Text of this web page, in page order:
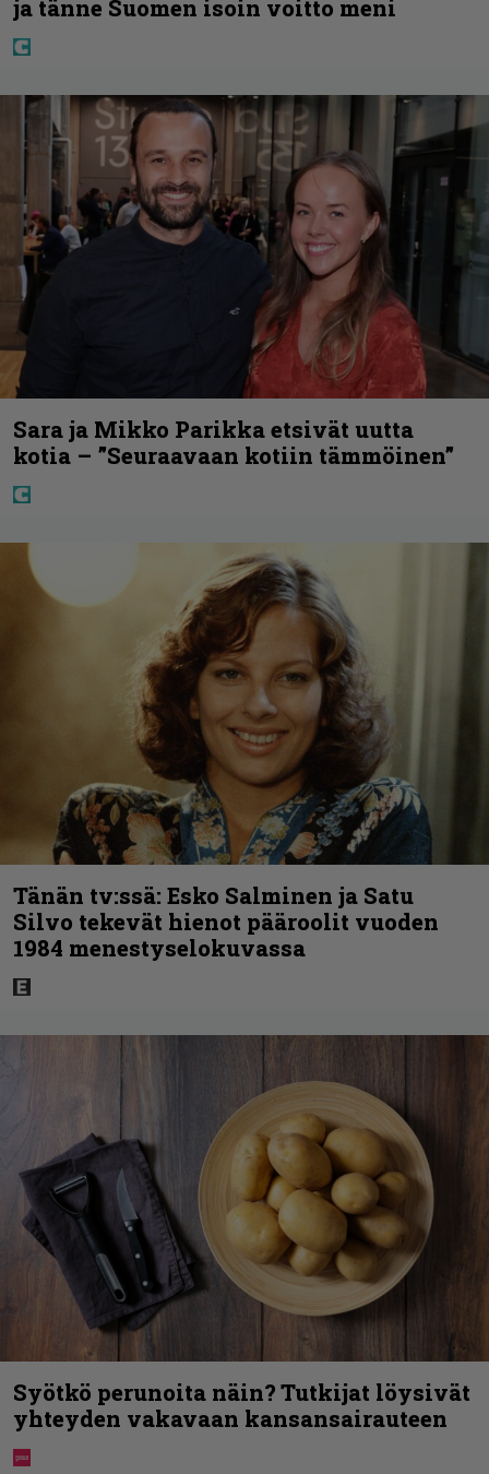
ja tänne Suomen isoin voitto meni
Sara ja Mikko Parikka etsivät uutta
kotia – ”Seuraavaan kotiin tämmöinen”
Tänän tv:ssä: Esko Salminen ja Satu
Silvo tekevät hienot pääroolit vuoden
1984 menestyselokuvassa
Syötkö perunoita näin? Tutkijat löysivät
yhteyden vakavaan kansansairauteen